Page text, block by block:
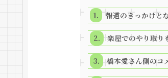
報道のきっかけと
楽屋でのやり取り
橋本愛さん側のコ